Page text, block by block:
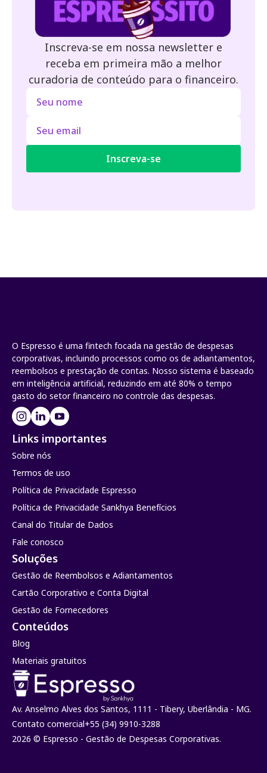
Inscreva-se em nossa newsletter e
receba em primeira mão a melhor
curadoria de conteúdo para o financeiro.
O Espresso é uma fintech focada na gestão de despesas
corporativas, incluindo processos como os de adiantamentos,
reembolsos e prestação de contas. Nosso sistema é baseado
em inteligência artificial, reduzindo em até 80% o tempo
gasto do setor financeiro no controle das despesas.
Links importantes
Sobre nós
Termos de uso
Política de Privacidade Espresso
Política de Privacidade Sankhya Benefícios
Canal do Titular de Dados
Fale conosco
Soluções
Gestão de Reembolsos e Adiantamentos
Cartão Corporativo e Conta Digital
Gestão de Fornecedores
Conteúdos
Blog
Materiais gratuitos
Av. Anselmo Alves dos Santos, 1111 - Tibery, Uberlândia - MG.
Contato comercial+55 (34) 9910-3288
2026 © Espresso - Gestão de Despesas Corporativas.